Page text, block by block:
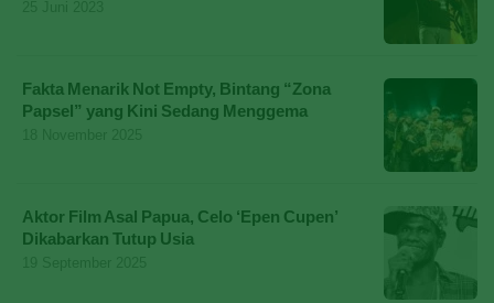
Fakta Menarik Not Empty, Bintang “Zona
Papsel” yang Kini Sedang Menggema
Aktor Film Asal Papua, Celo ‘Epen Cupen’
Dikabarkan Tutup Usia